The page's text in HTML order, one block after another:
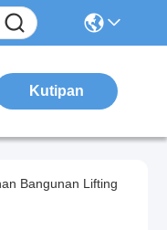
Kutipan
Bangunan Lifting